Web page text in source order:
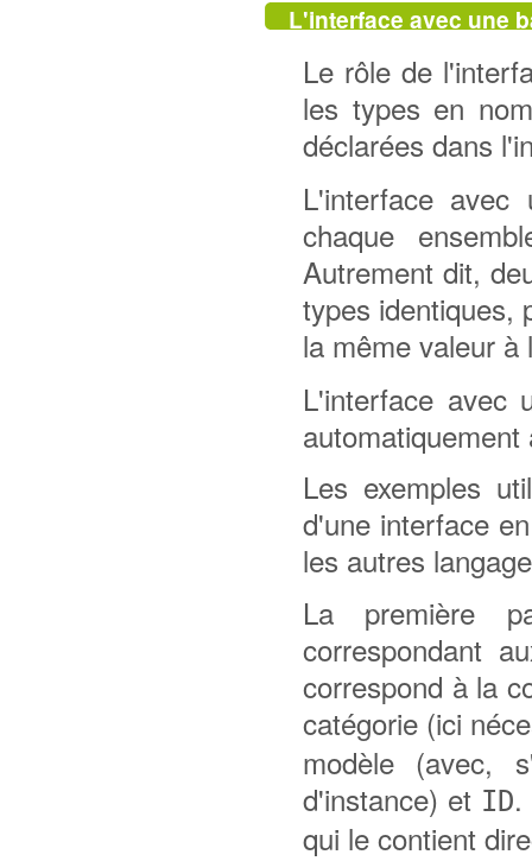
L'interface avec une
Le rôle de
les types en
déclarées dans
L'interface avec
chaque
Autrement dit,
types identiques,
la même valeur
L'interface avec
Les exemples
d'une interface
les autres
La première
correspondant
correspond à la
catégorie (ici
modèle (avec,
d'instance) et ID.
qui le contient